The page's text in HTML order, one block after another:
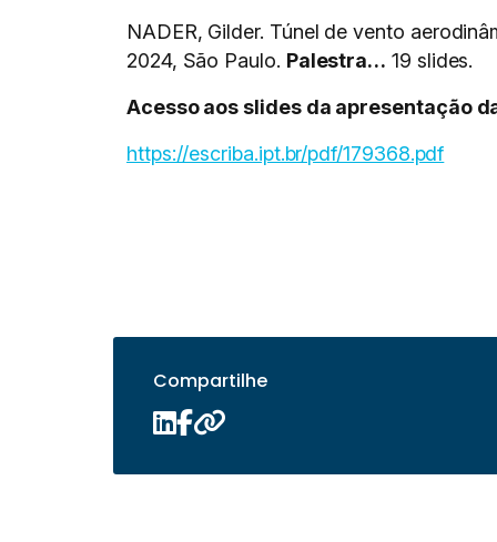
NADER, Gilder. Túnel de vento
2024, São Paulo. Palestra… 19 slides.
Acesso aos slides da apresentação
https://escriba.ipt.br/pdf/179368.pdf
Compartilhe